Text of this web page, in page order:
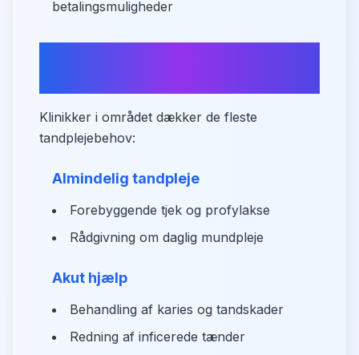
betalingsmuligheder
Klinikker i området dækker de fleste
tandplejebehov:
Almindelig tandpleje
Forebyggende tjek og profylakse
Rådgivning om daglig mundpleje
Akut hjælp
Behandling af karies og tandskader
Redning af inficerede tænder